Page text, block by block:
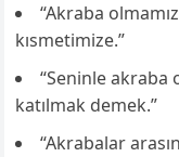
“Akraba
kısmetimize.”
“Seninle akraba
katılmak demek.”
“Akrabalar